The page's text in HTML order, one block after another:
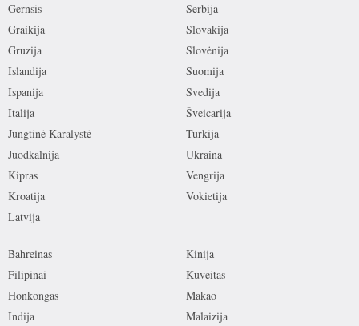
Gernsis
Graikija
Gruzija
Islandija
Ispanija
Italija
Jungtinė Karalystė
Juodkalnija
Kipras
Kroatija
Latvija
Serbija
Slovakija
Slovėnija
Suomija
Švedija
Šveicarija
Turkija
Ukraina
Vengrija
Vokietija
Bahreinas
Filipinai
Honkongas
Indija
Kinija
Kuveitas
Makao
Malaizija